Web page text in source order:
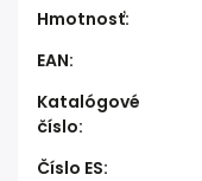
Hmotnosť:
EAN:
Katalógové
číslo:
Číslo ES: